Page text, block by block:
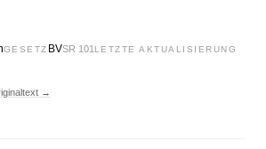
GESETZ BVSR 101 LETZTE AKTUALISIERUNG
→